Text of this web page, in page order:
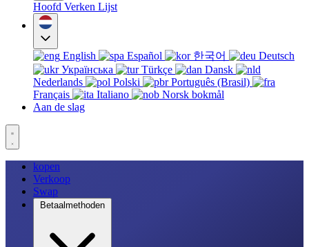
Hoofd Verken Lijst
English Español 한국어
Deutsch
Українська
Türkçe
Dansk
Nederlands
Polski
Português (Brasil)
Français
Italiano
Norsk bokmål
Aan de slag
kopen
Verkoop
Swap
Betaalmethoden